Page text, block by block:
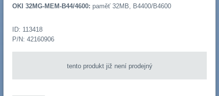
OKI 32MG-MEM-B44/4600: paměť 32MB, B4400/B4600
ID: 113418
P/N: 42160906
tento produkt již není prodejný